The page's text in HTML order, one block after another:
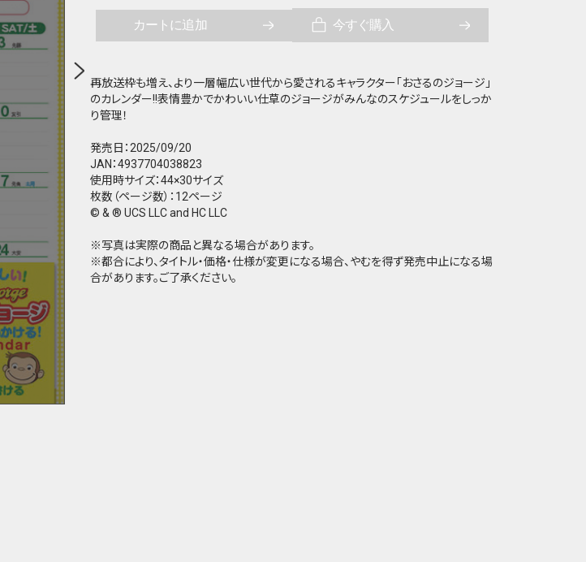
カートに追加 今すぐ購入
再放送枠も増え、より一層幅広い世代から愛されるキャラクター「おさるのジョージ」
のカレンダー!!表情豊かでかわいい仕草のジョージがみんなのスケジュールをしっか
り管理！
発売日：2025/09/20
JAN：4937704038823
使用時サイズ：44×30サイズ
枚数（ページ数）：12ページ
© & ® UCS LLC and HC LLC
※写真は実際の商品と異なる場合があります。
※都合により、タイトル・価格・仕様が変更になる場合、やむを得ず発売中止になる場
合があります。ご了承ください。